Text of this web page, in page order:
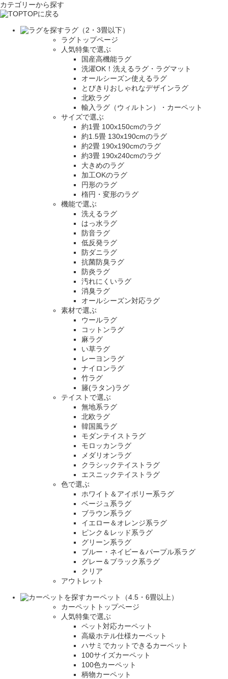
カテゴリーから探す
TOPに戻る
ラグ（2・3畳以下）
ラグトップページ
人気特集で選ぶ
国産高機能ラグ
洗濯OK！洗えるラグ・ラグマット
オールシーズン使えるラグ
とびきりおしゃれなデザインラグ
北欧ラグ
輸入ラグ（ウィルトン）・カーペット
サイズで選ぶ
約1畳 100x150cmのラグ
約1.5畳 130x190cmのラグ
約2畳 190x190cmのラグ
約3畳 190x240cmのラグ
大きめのラグ
加工OKのラグ
円形のラグ
楕円・変形のラグ
機能で選ぶ
洗えるラグ
はっ水ラグ
防音ラグ
低反発ラグ
防ダニラグ
抗菌防臭ラグ
防炎ラグ
汚れにくいラグ
消臭ラグ
オールシーズン対応ラグ
素材で選ぶ
ウールラグ
コットンラグ
麻ラグ
い草ラグ
レーヨンラグ
ナイロンラグ
竹ラグ
籐(ラタン)ラグ
テイストで選ぶ
無地系ラグ
北欧ラグ
韓国風ラグ
モダンテイストラグ
モロッカンラグ
メダリオンラグ
クラシックテイストラグ
エスニックテイストラグ
色で選ぶ
ホワイト＆アイボリー系ラグ
ベージュ系ラグ
ブラウン系ラグ
イエロー＆オレンジ系ラグ
ピンク＆レッド系ラグ
グリーン系ラグ
ブルー・ネイビー＆パープル系ラグ
グレー＆ブラック系ラグ
クリア
アウトレット
カーペット（4.5・6畳以上）
カーペットトップページ
人気特集で選ぶ
ペット対応カーペット
高級ホテル仕様カーペット
ハサミでカットできるカーペット
100サイズカーペット
100色カーペット
柄物カーペット